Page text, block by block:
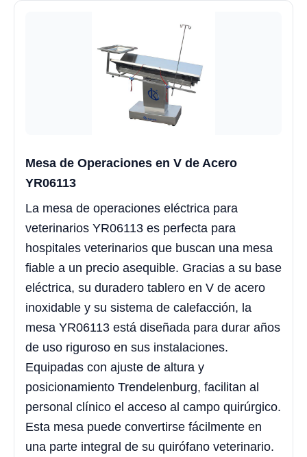
Mesa de Operaciones en V de Acero
YR06113
La mesa de operaciones eléctrica para
veterinarios YR06113 es perfecta para
hospitales veterinarios que buscan una mesa
fiable a un precio asequible. Gracias a su base
eléctrica, su duradero tablero en V de acero
inoxidable y su sistema de calefacción, la
mesa YR06113 está diseñada para durar años
de uso riguroso en sus instalaciones.
Equipadas con ajuste de altura y
posicionamiento Trendelenburg, facilitan al
personal clínico el acceso al campo quirúrgico.
Esta mesa puede convertirse fácilmente en
una parte integral de su quirófano veterinario.